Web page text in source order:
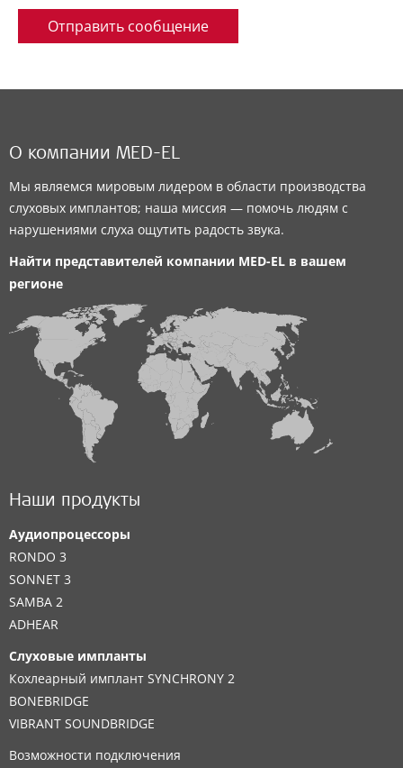
Отправить сообщение
О компании MED-EL
Мы являемся мировым лидером в области производства
слуховых имплантов; наша миссия — помочь людям с
нарушениями слуха ощутить радость звука.
Найти представителей компании MED-EL в вашем
регионе
Наши продукты
Аудиопроцессоры
RONDO 3
SONNET 3
SAMBA 2
ADHEAR
Слуховые импланты
Кохлеарный имплант SYNCHRONY 2
BONEBRIDGE
VIBRANT SOUNDBRIDGE
Возможности подключения